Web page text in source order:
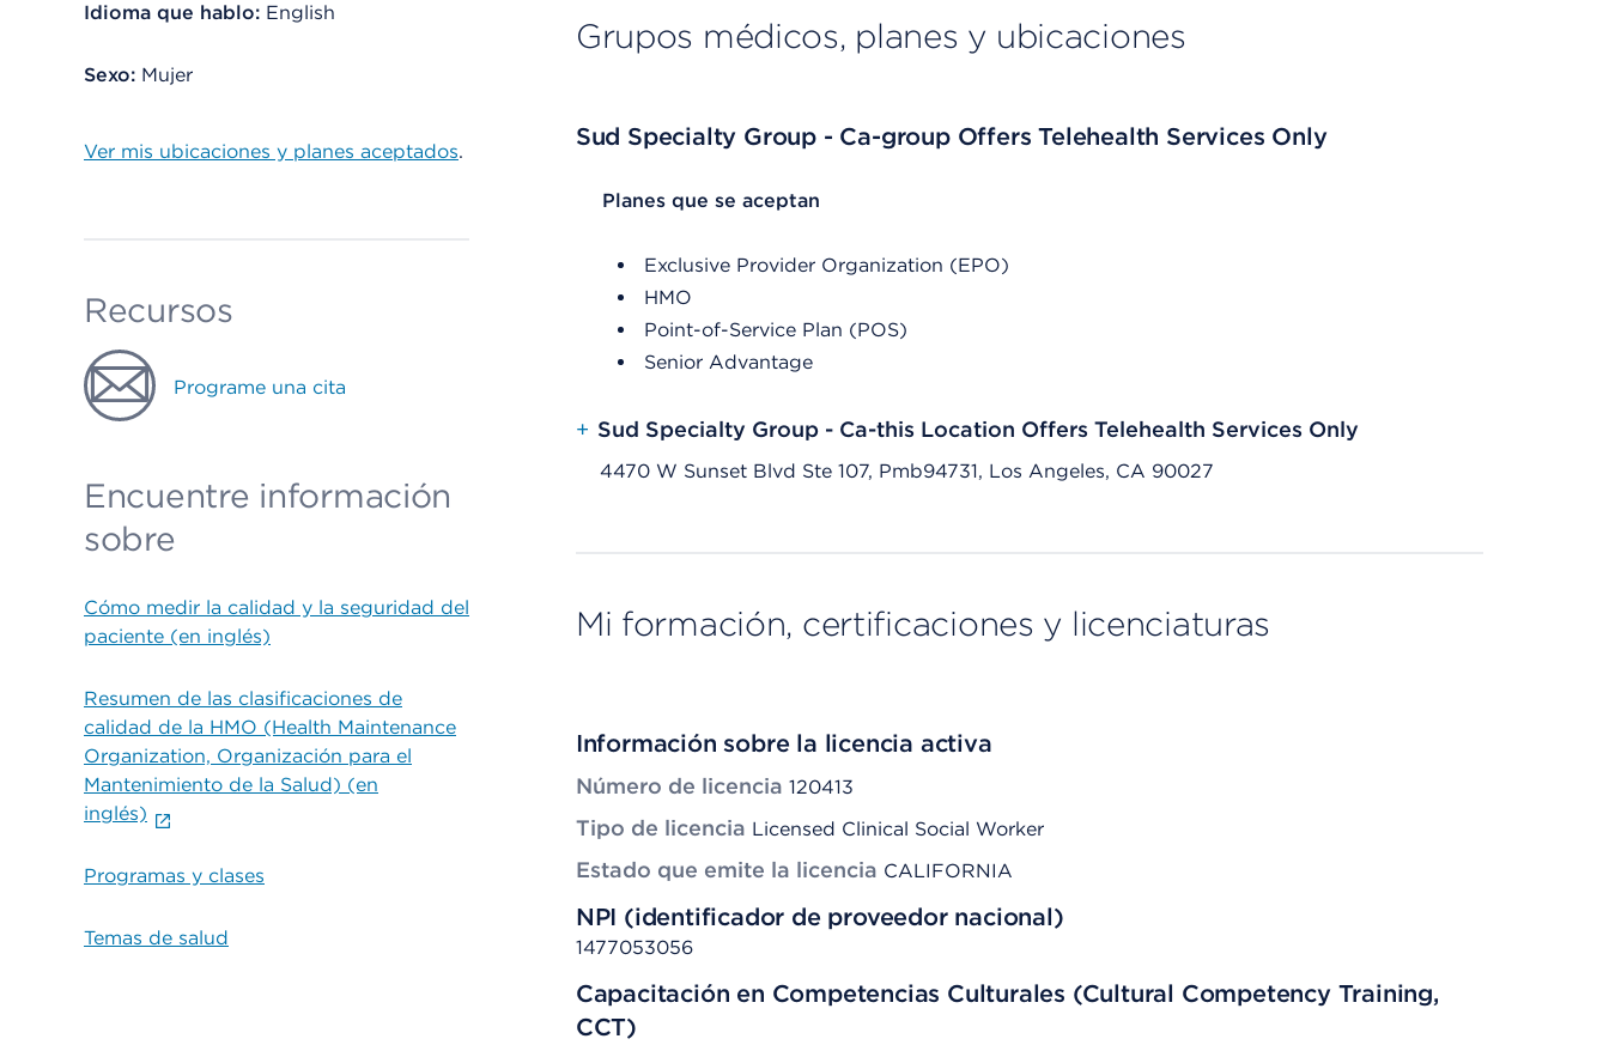
Idioma que hablo: English
Sexo: Mujer
Ver mis ubicaciones y planes aceptados.
Recursos
Programe una cita
Encuentre información
sobre
Cómo medir la calidad y la seguridad del
paciente (en inglés)
Resumen de las clasificaciones de
calidad de la HMO (Health Maintenance
Organization, Organización para el
Mantenimiento de la Salud) (en
inglés)
Programas y clases
Temas de salud
Grupos médicos, planes y ubicaciones
Sud Specialty Group - Ca-group Offers Telehealth Services Only
List Header Planes que se aceptan
Planes que se aceptan
Exclusive Provider Organization (EPO)
HMO
Point-of-Service Plan (POS)
Senior Advantage
+ Sud Specialty Group - Ca-this Location Offers Telehealth Services Only
4470 W Sunset Blvd Ste 107, Pmb94731, Los Angeles, CA 90027
Mi formación, certificaciones y licenciaturas
Información sobre la licencia activa
Número de licencia 120413
Tipo de licencia Licensed Clinical Social Worker
Estado que emite la licencia CALIFORNIA
NPI (identificador de proveedor nacional)
1477053056
Capacitación en Competencias Culturales (Cultural Competency Training,
CCT)